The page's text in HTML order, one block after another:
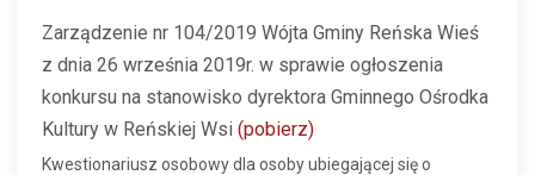
Zarządzenie nr 104/2019 Wójta Gminy Reńska Wieś
z dnia 26 września 2019r. w sprawie ogłoszenia
konkursu na stanowisko dyrektora Gminnego Ośrodka
Kultury w Reńskiej Wsi (pobierz)
Kwestionariusz osobowy dla osoby ubiegającej się o